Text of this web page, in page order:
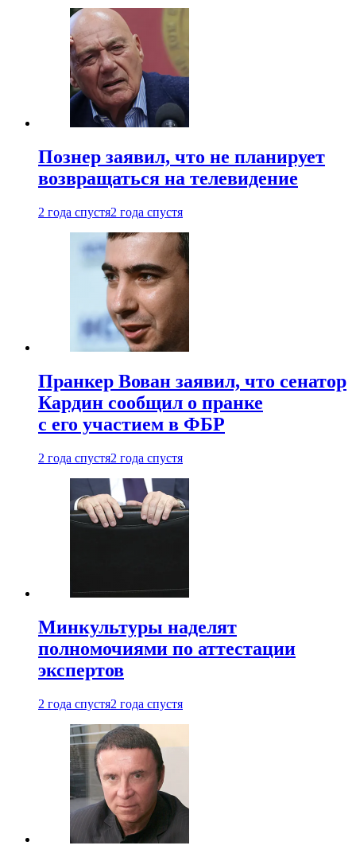
Познер заявил, что не планирует
возвращаться на телевидение
2 года спустя2 года спустя
Пранкер Вован заявил, что сенатор
Кардин сообщил о пранке
с его участием в ФБР
2 года спустя2 года спустя
Минкультуры наделят
полномочиями по аттестации
экспертов
2 года спустя2 года спустя